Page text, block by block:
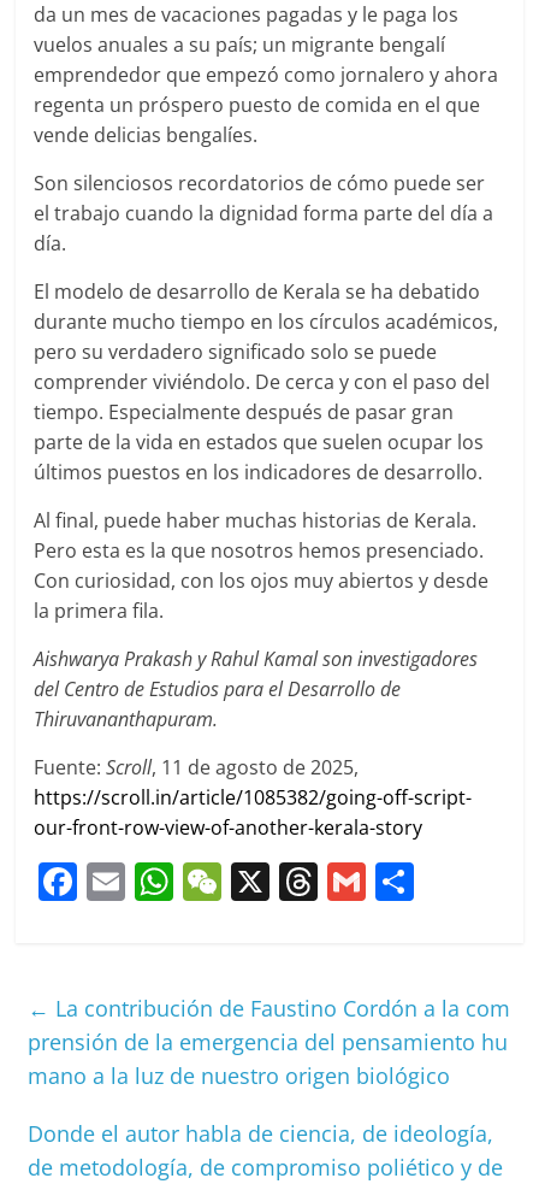
da un mes de vacaciones pagadas y le paga los
vuelos anuales a su país; un migrante bengalí
emprendedor que empezó como jornalero y ahora
regenta un próspero puesto de comida en el que
vende delicias bengalíes.
Son silenciosos recordatorios de cómo puede ser
el trabajo cuando la dignidad forma parte del día a
día.
El modelo de desarrollo de Kerala se ha debatido
durante mucho tiempo en los círculos académicos,
pero su verdadero significado solo se puede
comprender viviéndolo. De cerca y con el paso del
tiempo. Especialmente después de pasar gran
parte de la vida en estados que suelen ocupar los
últimos puestos en los indicadores de desarrollo.
Al final, puede haber muchas historias de Kerala.
Pero esta es la que nosotros hemos presenciado.
Con curiosidad, con los ojos muy abiertos y desde
la primera fila.
Aishwarya Prakash y Rahul Kamal son investigadores
del Centro de Estudios para el Desarrollo de
Thiruvananthapuram.
Fuente:Scroll, 11 de agosto de 2025,
https://scroll.in/article/1085382/going-off-script-
our-front-row-view-of-another-kerala-story
F
e
b
o
o
k
E
l
W
s
A
p
p
W
h
at
X T
a
d
s
G
l p
ar
tir
← La contribución de Faustino Cordón a la com
prensión de la emergencia del pensamiento hu
mano a la luz de nuestro origen biológico
Donde el autor habla de ciencia, de ideología,
de metodología, de compromiso poliético y de